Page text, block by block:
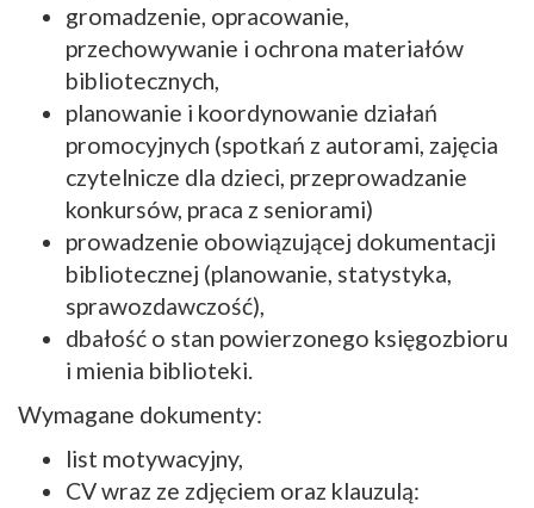
gromadzenie, opracowanie,
przechowywanie i ochrona materiałów
bibliotecznych,
planowanie i koordynowanie działań
promocyjnych (spotkań z autorami, zajęcia
czytelnicze dla dzieci, przeprowadzanie
konkursów, praca z seniorami)
prowadzenie obowiązującej dokumentacji
bibliotecznej (planowanie, statystyka,
sprawozdawczość),
dbałość o stan powierzonego księgozbioru
i mienia biblioteki.
Wymagane dokumenty:
list motywacyjny,
CV wraz ze zdjęciem oraz klauzulą: